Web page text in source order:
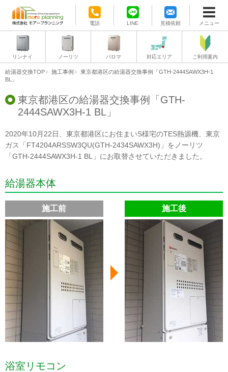
電話 LINE 見積依頼 メニュー
リンナイ ノーリツ パロマ 対応エリア ご利用案内
給湯器交換TOP 施工事例
東京都港区の給湯器交換事例「GTH-2444SAWX3H-1
BL」
東京都港区の給湯器交換事例「GTH-
2444SAWX3H-1 BL」
2020年10月22日、東京都港区にお住まいS様宅のTES熱源機、東京
ガス「FT4204ARSSW3QU(GTH-2434SAWX3H)」をノーリツ
「GTH-2444SAWX3H-1 BL」にお取替させていただきました。
給湯器本体
施工前 施工後
浴室リモコン